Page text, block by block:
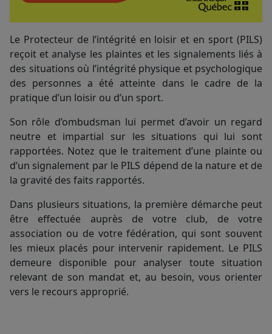
Le Protecteur de l’intégrité en loisir et en sport (PILS)
reçoit et analyse les plaintes et les signalements liés à
des situations où l’intégrité physique et psychologique
des personnes a été atteinte dans le cadre de la
pratique d’un loisir ou d’un sport.
Son rôle d’ombudsman lui permet d’avoir un regard
neutre et impartial sur les situations qui lui sont
rapportées. Notez que le traitement d’une plainte ou
d’un signalement par le PILS dépend de la nature et de
la gravité des faits rapportés.
Dans plusieurs situations, la première démarche peut
être effectuée auprès de votre club, de votre
association ou de votre fédération, qui sont souvent
les mieux placés pour intervenir rapidement. Le PILS
demeure disponible pour analyser toute situation
relevant de son mandat et, au besoin, vous orienter
vers le recours approprié.